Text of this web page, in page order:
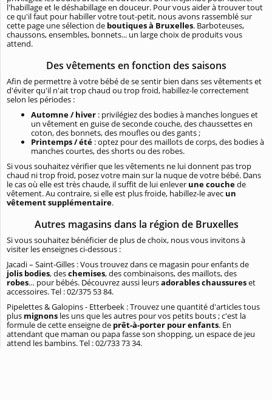
l'habillage et le déshabillage en douceur. Pour vous aider à trouver tout
ce qu'il faut pour habiller votre tout-petit, nous avons rassemblé sur
cette page une sélection de boutiques à Bruxelles. Barboteuses,
chaussons, ensembles, bonnets... un large choix de produits vous
attend.
Des vêtements en fonction des saisons
Afin de permettre à votre bébé de se sentir bien dans ses vêtements et
d'éviter qu'il n'ait trop chaud ou trop froid, habillez-le correctement
selon les périodes :
Automne/ hiver : privilégiez des bodies à manches longues et
un vêtement en guise de seconde couche, des chaussettes en
coton, des bonnets, des moufles ou des gants ;
Printemps/été : optez pour des maillots de corps, des bodies à
manches courtes, des shorts ou des robes.
Si vous souhaitez vérifier que les vêtements ne lui donnent pas trop
chaud ni trop froid, posez votre main sur la nuque de votre bébé. Dans
le cas où elle est très chaude, il suffit de lui enlever une couchede
vêtement. Au contraire, si elle est plus froide, habillez-le avec un
vêtementsupplémentaire.
Autres magasins dans la région de Bruxelles
Si vous souhaitez bénéficier de plus de choix, nous vous invitons à
visiter les enseignes ci-dessous :
Jacadi – Saint-Gilles : Vous trouvez dans ce magasin pour enfants de
jolis bodies, deschemises, des combinaisons, des maillots, des
robes… pour bébés. Découvrez aussi leursadorables chaussureset
accessoires. Tel : 02/375 53 84.
Pipelettes & Galopins - Etterbeek : Trouvez une quantité d'articles tous
plus mignons les uns que les autres pour vos petits bouts ; c'est la
formule de cette enseigne de prêt-à-porter pour enfants. En
attendant que maman ou papa fasse son shopping, un espace de jeu
attend les bambins. Tel : 02/733 73 34.